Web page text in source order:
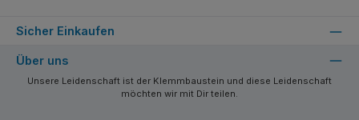
Sicher Einkaufen
Über uns
Unsere Leidenschaft ist der Klemmbaustein und diese Leidenschaft
möchten wir mit Dir teilen.